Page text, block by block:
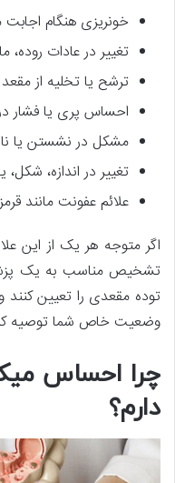
خونریزی هنگام اجابت
تغییر در عادات روده،
ترشح یا تخلیه از مقعد
احساس پری یا فشار
مشکل در نشستن یا
تغییر در اندازه،
علائم عفونت مانند
اگر متوجه هر یک از این
تشخیص مناسب به یک
توده مقعدی را تعیین
وضعیت خاص شما توصیه
چرا احساس
دارم؟